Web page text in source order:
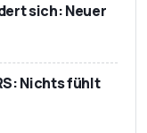
sich: Neuer
Nichts fühlt